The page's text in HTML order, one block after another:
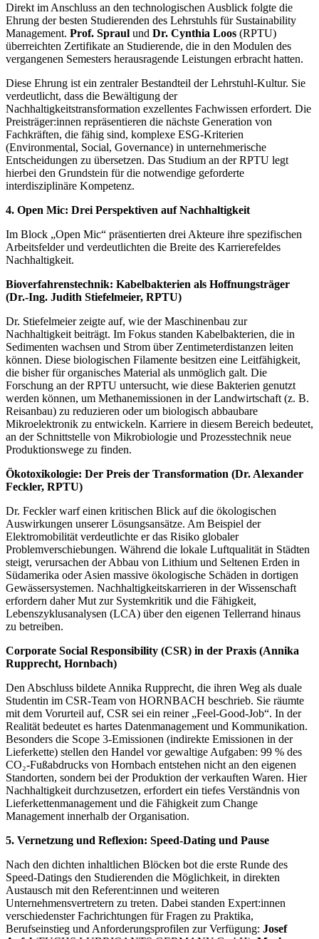
Direkt im Anschluss an den technologischen Ausblick folgte die
Ehrung der besten Studierenden des Lehrstuhls für Sustainability
Management. Prof. Spraul und Dr. Cynthia Loos (RPTU)
überreichten Zertifikate an Studierende, die in den Modulen des
vergangenen Semesters herausragende Leistungen erbracht hatten.
Diese Ehrung ist ein zentraler Bestandteil der Lehrstuhl-Kultur. Sie
verdeutlicht, dass die Bewältigung der
Nachhaltigkeitstransformation exzellentes Fachwissen erfordert. Die
Preisträger:innen repräsentieren die nächste Generation von
Fachkräften, die fähig sind, komplexe ESG-Kriterien
(Environmental, Social, Governance) in unternehmerische
Entscheidungen zu übersetzen. Das Studium an der RPTU legt
hierbei den Grundstein für die notwendige geforderte
interdisziplinäre Kompetenz.
4. Open Mic: Drei Perspektiven auf Nachhaltigkeit
Im Block „Open Mic“ präsentierten drei Akteure ihre spezifischen
Arbeitsfelder und verdeutlichten die Breite des Karrierefeldes
Nachhaltigkeit.
Bioverfahrenstechnik: Kabelbakterien als Hoffnungsträger
(Dr.-Ing. Judith Stiefelmeier, RPTU)
Dr. Stiefelmeier zeigte auf, wie der Maschinenbau zur
Nachhaltigkeit beiträgt. Im Fokus standen Kabelbakterien, die in
Sedimenten wachsen und Strom über Zentimeterdistanzen leiten
können. Diese biologischen Filamente besitzen eine Leitfähigkeit,
die bisher für organisches Material als unmöglich galt. Die
Forschung an der RPTU untersucht, wie diese Bakterien genutzt
werden können, um Methanemissionen in der Landwirtschaft (z. B.
Reisanbau) zu reduzieren oder um biologisch abbaubare
Mikroelektronik zu entwickeln. Karriere in diesem Bereich bedeutet,
an der Schnittstelle von Mikrobiologie und Prozesstechnik neue
Produktionswege zu finden.
Ökotoxikologie: Der Preis der Transformation (Dr. Alexander
Feckler, RPTU)
Dr. Feckler warf einen kritischen Blick auf die ökologischen
Auswirkungen unserer Lösungsansätze. Am Beispiel der
Elektromobilität verdeutlichte er das Risiko globaler
Problemverschiebungen. Während die lokale Luftqualität in Städten
steigt, verursachen der Abbau von Lithium und Seltenen Erden in
Südamerika oder Asien massive ökologische Schäden in dortigen
Gewässersystemen. Nachhaltigkeitskarrieren in der Wissenschaft
erfordern daher Mut zur Systemkritik und die Fähigkeit,
Lebenszyklusanalysen (LCA) über den eigenen Tellerrand hinaus
zu betreiben.
Corporate Social Responsibility (CSR) in der Praxis (Annika
Rupprecht, Hornbach)
Den Abschluss bildete Annika Rupprecht, die ihren Weg als duale
Studentin im CSR-Team von HORNBACH beschrieb. Sie räumte
mit dem Vorurteil auf, CSR sei ein reiner „Feel-Good-Job“. In der
Realität bedeutet es hartes Datenmanagement und Kommunikation.
Besonders die Scope 3-Emissionen (indirekte Emissionen in der
Lieferkette) stellen den Handel vor gewaltige Aufgaben: 99 % des
CO₂-Fußabdrucks von Hornbach entstehen nicht an den eigenen
Standorten, sondern bei der Produktion der verkauften Waren. Hier
Nachhaltigkeit durchzusetzen, erfordert ein tiefes Verständnis von
Lieferkettenmanagement und die Fähigkeit zum Change
Management innerhalb der Organisation.
5. Vernetzung und Reflexion: Speed-Dating und Pause
Nach den dichten inhaltlichen Blöcken bot die erste Runde des
Speed-Datings den Studierenden die Möglichkeit, in direkten
Austausch mit den Referent:innen und weiteren
Unternehmensvertretern zu treten. Dabei standen Expert:innen
verschiedenster Fachrichtungen für Fragen zu Praktika,
Berufseinstieg und Anforderungsprofilen zur Verfügung: Josef